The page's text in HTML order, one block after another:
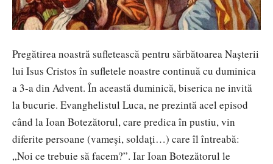
Pregătirea noastră sufletească pentru sărbătoarea Naşterii
lui Isus Cristos în sufletele noastre continuă cu duminica
a 3-a din Advent. În această duminică, biserica ne invită
la bucurie. Evanghelistul Luca, ne prezintă acel episod
când la Ioan Botezătorul, care predica în pustiu, vin
diferite persoane (vameși, soldați…) care îl întreabă:
„Noi ce trebuie să facem?”. Iar Ioan Botezătorul le